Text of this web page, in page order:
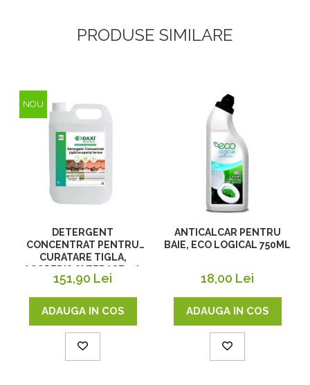
PRODUSE SIMILARE
NOU
DETERGENT
CONCENTRAT PENTRU
CURATARE TIGLA,
ACOPERIS SI TERASE, 5 L
151,90 Lei
ADAUGA IN COS
ANTICALCAR PENTRU
BAIE, ECO LOGICAL 750ML
18,00 Lei
ADAUGA IN COS